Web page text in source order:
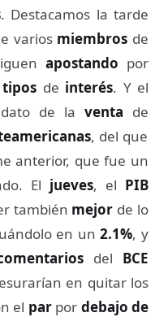
. Destacamos la tarde
varios miembros de
apostando por
tipos de interés. Y el
de la venta de
, del que
anterior, que fue un
El jueves, el PIB
también mejor de lo
en un2.1%, y
del BCE
en quitar los
el par por debajo de